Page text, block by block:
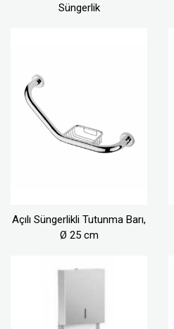
Süngerlik
Açılı Süngerlikli Tutunma Barı,
Ø 25 cm